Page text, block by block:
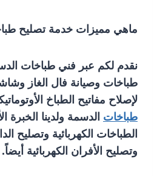
ماهي مميزات خدمة تصليح
نقدم لكم عبر فني طباخات
طباخات وصيانة فال الغاز
لإصلاح مفاتيح الطباخ
طباخات الدسمة ولدينا الخبرة
الطباخات الكهربائية وتصليح
وتصليح الأفران الكهربائية أيضاً.